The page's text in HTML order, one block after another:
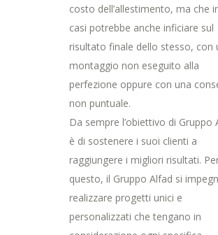
costo dell’allestimento, ma che
casi potrebbe anche inficiare sul
risultato finale dello stesso, con
montaggio non eseguito alla
perfezione oppure con una
non puntuale.
Da sempre l’obiettivo di Gruppo
è di sostenere i suoi clienti a
raggiungere i migliori risultati.
questo, il Gruppo Alfad si
realizzare progetti unici e
personalizzati che tengano in